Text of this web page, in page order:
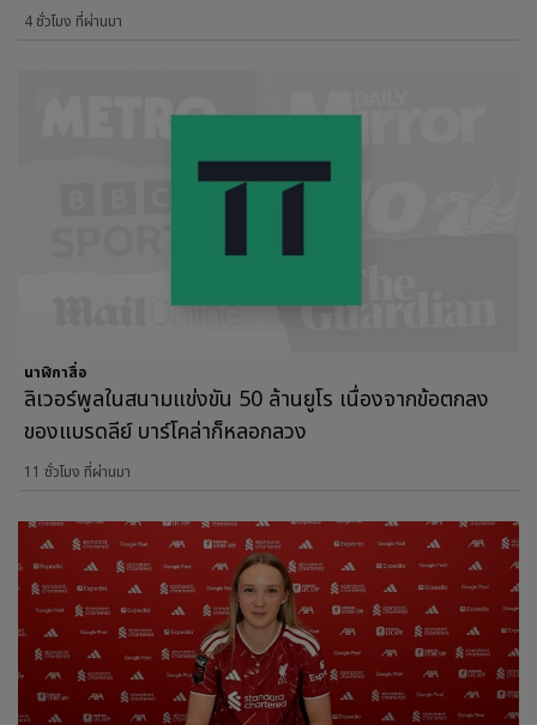
4 ชั่วโมง ที่ผ่านมา
นาฬิกาสื่อ
ลิเวอร์พูลในสนามแข่งขัน 50 ล้านยูโร เนื่องจากข้อตกลง
ของแบรดลีย์ บาร์โคล่าก็หลอกลวง
11 ชั่วโมง ที่ผ่านมา